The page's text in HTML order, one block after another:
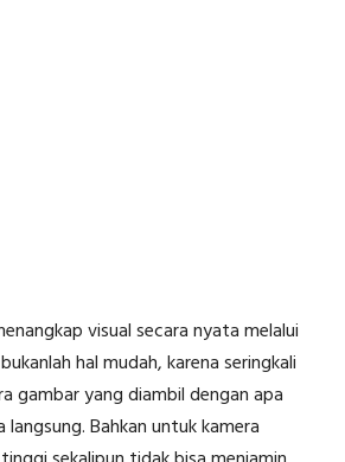
visual secara nyata melalui
hal mudah, karena seringkali
gambar yang diambil dengan apa
Bahkan untuk kamera